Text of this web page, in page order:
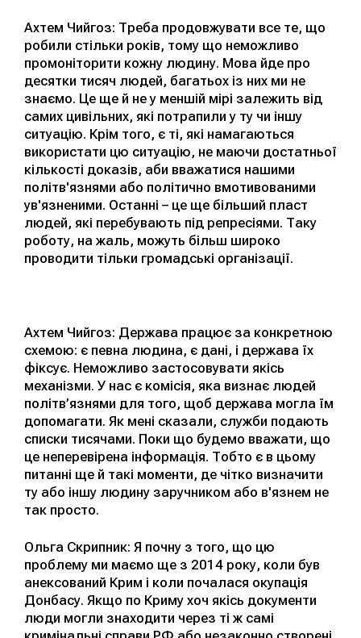
Ахтем Чийгоз: Треба продовжувати все те, що
робили стільки років, тому що неможливо
промоніторити кожну людину. Мова йде про
десятки тисяч людей, багатьох із них ми не
знаємо. Це ще й не у меншій мірі залежить від
самих цивільних, які потрапили у ту чи іншу
ситуацію. Крім того, є ті, які намагаються
використати цю ситуацію, не маючи достатньої
кількості доказів, аби вважатися нашими
політв'язнями або політично вмотивованими
ув'язненими. Останні – це ще більший пласт
людей, які перебувають під репресіями. Таку
роботу, на жаль, можуть більш широко
проводити тільки громадські організації.
Ахтем Чийгоз: Держава працює за конкретною
схемою: є певна людина, є дані, і держава їх
фіксує. Неможливо застосовувати якісь
механізми. У нас є комісія, яка визнає людей
політв’язнями для того, щоб держава могла їм
допомагати. Як мені сказали, служби подають
списки тисячами. Поки що будемо вважати, що
це неперевірена інформація. Тобто є в цьому
питанні ще й такі моменти, де чітко визначити
ту або іншу людину заручником або в'язнем не
так просто.
Ольга Скрипник: Я почну з того, що цю
проблему ми маємо ще з 2014 року, коли був
анексований Крим і коли почалася окупація
Донбасу. Якщо по Криму хоч якісь документи
люди могли знаходити через ті ж самі